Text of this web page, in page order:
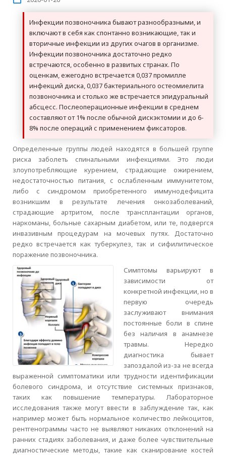
Инфекции позвоночника бывают разнообразными, и
включают в себя как спонтанно возникающие, так и
вторичные инфекции из других очагов в организме.
Инфекции позвоночника достаточно редко
встречаются, особенно в развитых странах. По
оценкам, ежегодно встречается 0,037 промилле
инфекций диска, 0,037 бактериального остеомиелита
позвоночника и столько же встречается эпидуральный
абсцесс. Послеоперационные инфекции в среднем
составляют от 1% после обычной дискэктомии и до 6-
8% после операций с применением фиксаторов.
Определенные группы людей находятся в большей группе
риска заболеть спинальными инфекциями. Это люди
злоупотребляющие курением, страдающие ожирением,
недостаточностью питания, с ослабленным иммунитетом,
либо с синдромом приобретенного иммунодефицита
возникшим в результате лечения онкозаболеваний,
страдающие артритом, после трансплантации органов,
наркоманы, больные сахарным диабетом, или те, подвергся
инвазивным процедурам на мочевых путях. Достаточно
редко встречается как туберкулез, так и сифилитическое
поражение позвоночника.
Симптомы варьируют в
зависимости от
конкретной инфекции, но в
первую очередь
заслуживают внимания
постоянные боли в спине
без наличия в анамнезе
травмы. Нередко
диагностика бывает
запоздалой из-за не всегда
выраженной симптоматики или трудности идентификации
болевого синдрома, и отсутствие системных признаков,
таких как повышение температуры. Лабораторное
исследования также могут ввести в заблуждение так, как
например может быть нормальное количество лейкоцитов,
рентгенограммы часто не выявляют никаких отклонений на
ранних стадиях заболевания, и даже более чувствительные
диагностические методы, такие как сканирование костей